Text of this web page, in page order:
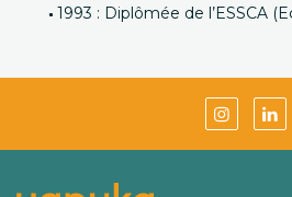
1993 : Diplômée de l’ESSCA